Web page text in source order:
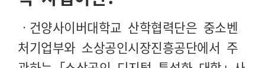
ㆍ건양사이버대학교 산학협력단은 중소벤
처기업부와 소상공인시장진흥공단에서 주